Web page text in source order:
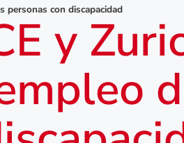
personas con discapacidad
y